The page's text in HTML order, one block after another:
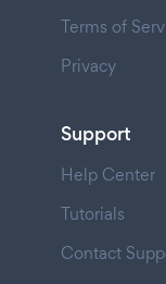
Terms of
Privacy
Support
Help Center
Tutorials
Contact